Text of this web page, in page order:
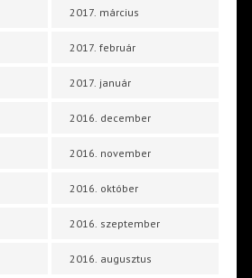
2017. március
2017. február
2017. január
2016. december
2016. november
2016. október
2016. szeptember
2016. augusztus